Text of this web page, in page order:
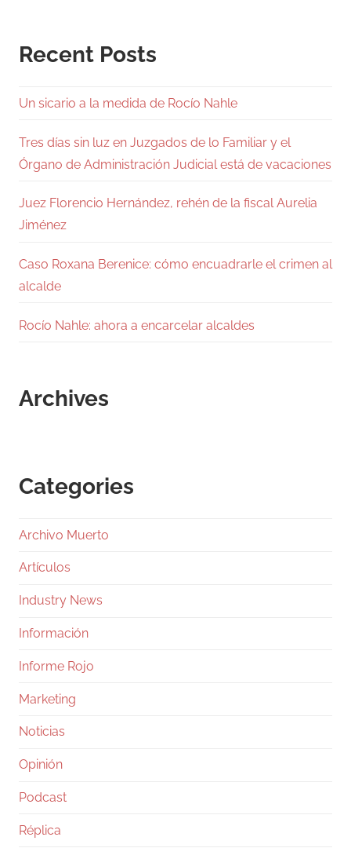
Recent Posts
Un sicario a la medida de Rocío Nahle
Tres días sin luz en Juzgados de lo Familiar y el
Órgano de Administración Judicial está de vacaciones
Juez Florencio Hernández, rehén de la fiscal Aurelia
Jiménez
Caso Roxana Berenice: cómo encuadrarle el crimen al
alcalde
Rocío Nahle: ahora a encarcelar alcaldes
Archives
Categories
Archivo Muerto
Artículos
Industry News
Información
Informe Rojo
Marketing
Noticias
Opinión
Podcast
Réplica